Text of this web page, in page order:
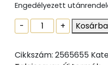
Engedélyezett
-
Talajcsavar
HEX
114x160x1600mm
+
Cikkszám: 2565655